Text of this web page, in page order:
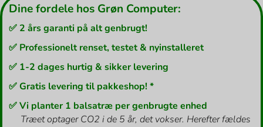
Dine fordele hos Grøn Computer:
✅ 2 års garanti på alt genbrugt!
✅ Professionelt renset, testet & nyinstalleret
✅ 1-2 dages hurtig & sikker levering
✅ Gratis levering til pakkeshop! *
✅ Vi planter 1 balsatræ per genbrugte enhed
Træet optager CO2 i de 5 år, det vokser. Herefter fældes